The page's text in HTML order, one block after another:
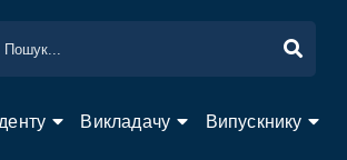
Викладачу Випускнику